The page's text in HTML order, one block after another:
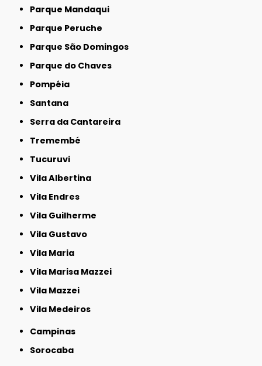
Parque Mandaqui
Parque Peruche
Parque São Domingos
Parque do Chaves
Pompéia
Santana
Serra da Cantareira
Tremembé
Tucuruvi
Vila Albertina
Vila Endres
Vila Guilherme
Vila Gustavo
Vila Maria
Vila Marisa Mazzei
Vila Mazzei
Vila Medeiros
Campinas
Sorocaba